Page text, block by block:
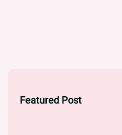
Featured Post